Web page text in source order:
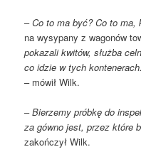
–Co to ma być? Co to ma,
na wysypany z wagonów
pokazali kwitów, służba
co idzie w tych
– mówił Wilk.
–Bierzemy próbkę do
za gówno jest, przez które
zakończył Wilk.